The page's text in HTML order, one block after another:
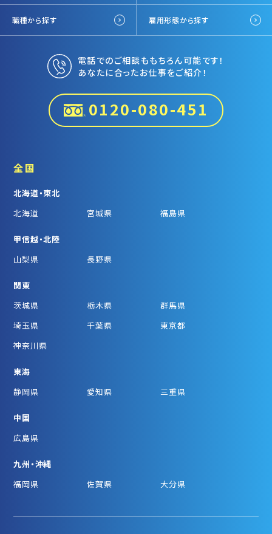
職種から探す 雇用形態から探す
電話でのご相談ももちろん可能です！
あなたに合ったお仕事をご紹介！
0120-080-451
全国
北海道・東北
北海道
宮城県 福島県
甲信越・北陸
山梨県
長野県
関東
茨城県
栃木県
群馬県
埼玉県
千葉県
東京都
神奈川県
東海
静岡県
愛知県 三重県
中国
広島県
九州・沖縄
福岡県
佐賀県 大分県